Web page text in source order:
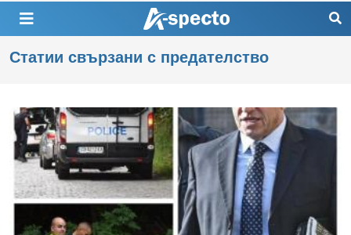
Статии свързани с предателство